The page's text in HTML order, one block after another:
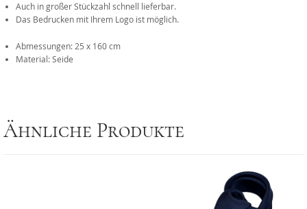
Auch in großer Stückzahl schnell lieferbar.
Das Bedrucken mit Ihrem Logo ist möglich.
Abmessungen: 25 x 160 cm
Material: Seide
Ähnliche Produkte